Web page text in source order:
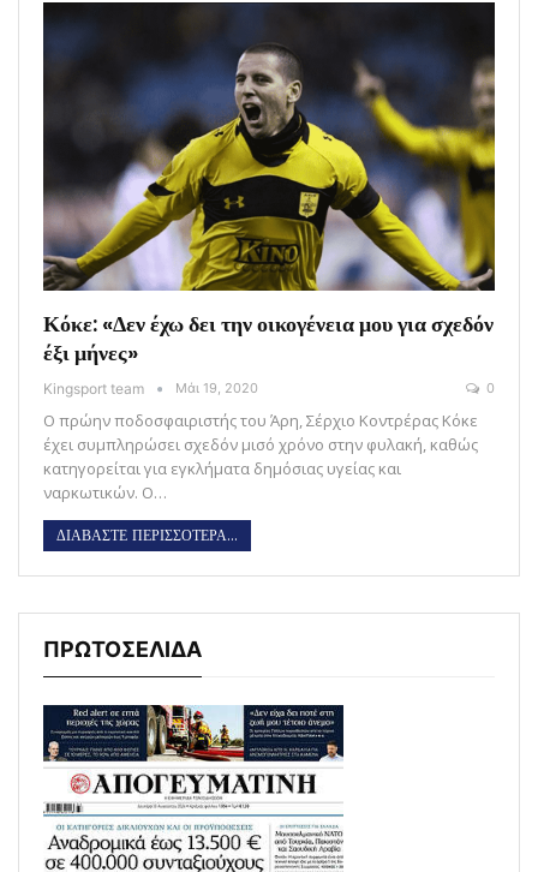
Κόκε: «Δεν έχω δει την οικογένεια μου για σχεδόν
έξι μήνες»
Kingsport team Μάι 19, 2020 0
Ο πρώην ποδοσφαιριστής του Άρη, Σέρχιο Κοντρέρας Κόκε
έχει συμπληρώσει σχεδόν μισό χρόνο στην φυλακή, καθώς
κατηγορείται για εγκλήματα δημόσιας υγείας και
ναρκωτικών. Ο…
ΔΙΑΒΑΣΤΕ ΠΕΡΙΣΣΟΤΕΡΑ...
ΠΡΩΤΟΣΕΛΙΔΑ